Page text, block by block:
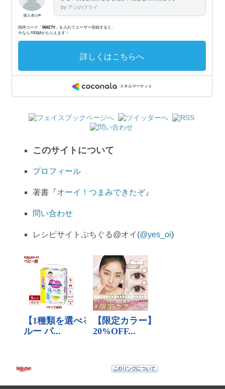
このサイトについて
プロフィール
著書『オーイ！つまみできたぞ』
問い合わせ
レシピサイトぷちぐる@オイ(@yes_oi)